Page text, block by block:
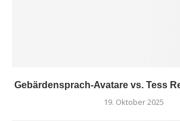
Gebärdensprach-Avatare vs. Tess
19. Oktober 2025